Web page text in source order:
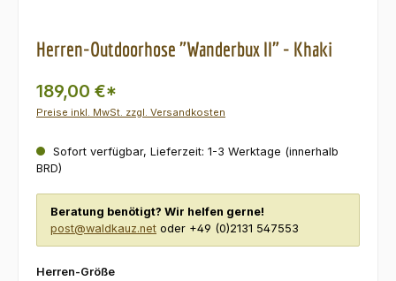
Herren-Outdoorhose "Wanderbux II" - Khaki
189,00 €*
Preise inkl. MwSt. zzgl. Versandkosten
Sofort verfügbar, Lieferzeit: 1-3 Werktage (innerhalb
BRD)
Beratung benötigt? Wir helfen gerne!
post@waldkauz.net oder +49 (0)2131 547553
Herren-Größeauswählen